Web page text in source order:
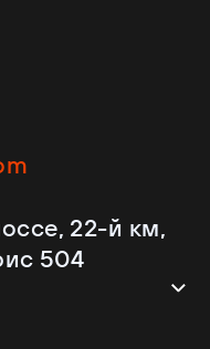
22-й км,
504